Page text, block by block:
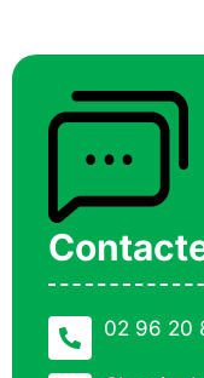
02 96 20